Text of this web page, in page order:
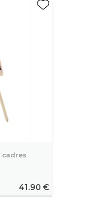
cadres
41.90 €